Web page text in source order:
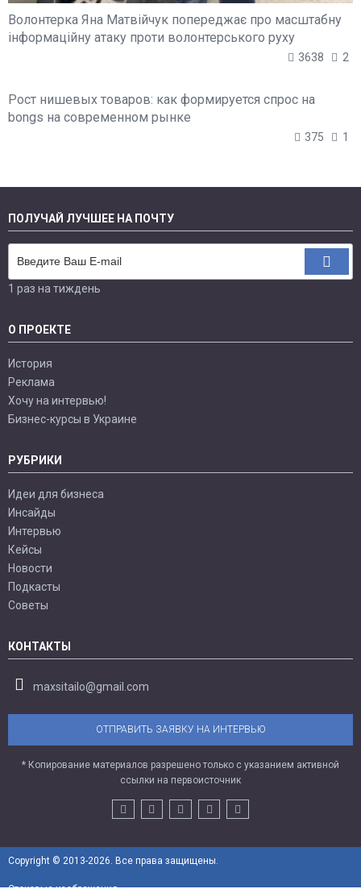
Волонтерка Яна Матвійчук попереджає про масштабну
інформаційну атаку проти волонтерського руху
3638 2
Рост нишевых товаров: как формируется спрос на
bongs на современном рынке
375 1
ПОЛУЧАЙ ЛУЧШЕЕ НА ПОЧТУ
1 раз на тиждень
О ПРОЕКТЕ
История
Реклама
Хочу на интервью!
Бизнес-курсы в Украине
РУБРИКИ
Идеи для бизнеса
Инсайды
Интервью
Кейсы
Новости
Подкасты
Советы
КОНТАКТЫ
maxsitailo@gmail.com
ОТПРАВИТЬ ЗАЯВКУ НА ИНТЕРВЬЮ
* Копирование материалов разрешено только с указанием активной
ссылки на первоисточник
Copyright © 2013-2026. Все права защищены.
Стоковые изображения